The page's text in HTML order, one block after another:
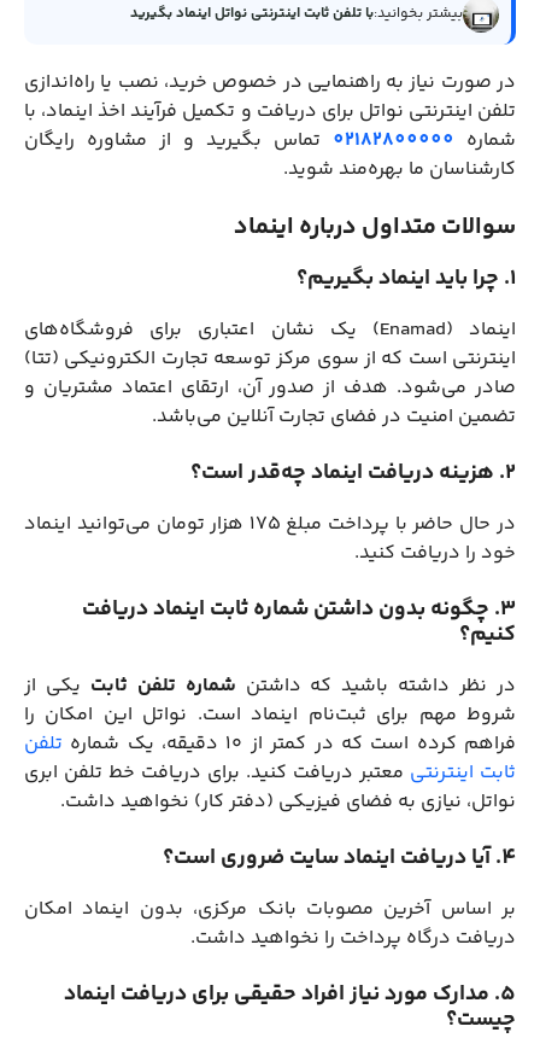
بیشتر بخوانید:با تلفن ثابت اینترنتی نواتل اینماد بگیرید
در صورت نیاز به راهنمایی در خصوص خرید، نصب یا راه‌اندازی
تلفن اینترنتی نواتل برای دریافت و تکمیل فرآیند اخذ اینماد، با
شماره 02182800000 تماس بگیرید و از مشاوره رایگان
کارشناسان ما بهره‌مند شوید.
سوالات متداول درباره اینماد
1. چرا باید اینماد بگیریم؟
اینماد (Enamad) یک نشان اعتباری برای فروشگاه‌های
اینترنتی است که از سوی مرکز توسعه تجارت الکترونیکی (تتا)
صادر می‌شود. هدف از صدور آن، ارتقای اعتماد مشتریان و
تضمین امنیت در فضای تجارت آنلاین می‌باشد.
2. هزینه دریافت اینماد چه‌قدر است؟
در حال حاضر با پرداخت مبلغ ۱۷۵ هزار تومان می‌توانید اینماد
خود را دریافت کنید.
3. چگونه بدون داشتن شماره ثابت اینماد دریافت
کنیم؟
در نظر داشته باشید که داشتن شماره تلفن ثابت یکی از
شروط مهم برای ثبت‌نام اینماد است. نواتل این امکان را
فراهم کرده است که در کمتر از ۱۰ دقیقه، یک شماره
تلفن
ثابت اینترنتی معتبر دریافت کنید. برای دریافت خط تلفن ابری
نواتل، نیازی به فضای فیزیکی (دفتر کار) نخواهید داشت.
4. آیا دریافت اینماد سایت ضروری است؟
بر اساس آخرین مصوبات بانک مرکزی، بدون اینماد امکان
دریافت درگاه پرداخت را نخواهید داشت.
5. مدارک مورد نیاز افراد حقیقی برای دریافت اینماد
چیست؟